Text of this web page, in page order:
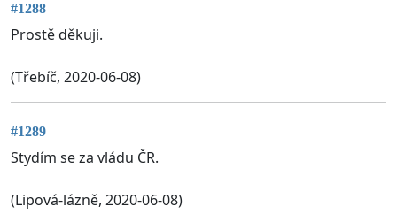
#1288
Prostě děkuji.
(Třebíč, 2020-06-08)
#1289
Stydím se za vládu ČR.
(Lipová-lázně, 2020-06-08)